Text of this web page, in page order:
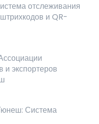
отслеживания
и QR-
и экспортеров
Система